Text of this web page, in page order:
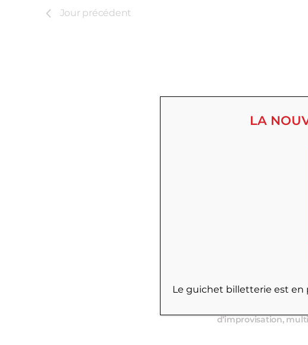
Jour précédent
Situé au Hangar à
découvrez une
succès, créations
d’improvisation,
LA
Le guichet billetterie est en